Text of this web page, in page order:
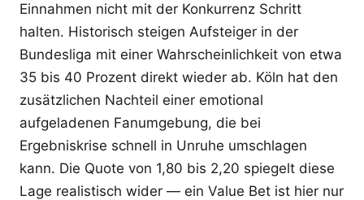
Einnahmen nicht mit der Konkurrenz Schritt
halten. Historisch steigen Aufsteiger in der
Bundesliga mit einer Wahrscheinlichkeit von etwa
35 bis 40 Prozent direkt wieder ab. Köln hat den
zusätzlichen Nachteil einer emotional
aufgeladenen Fanumgebung, die bei
Ergebniskrise schnell in Unruhe umschlagen
kann. Die Quote von 1,80 bis 2,20 spiegelt diese
Lage realistisch wider — ein Value Bet ist hier nur